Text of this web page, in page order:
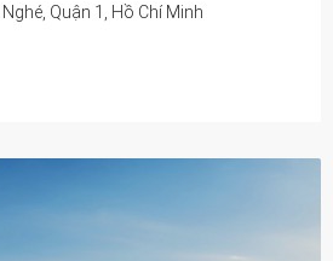
Quận 1, Hồ Chí Minh